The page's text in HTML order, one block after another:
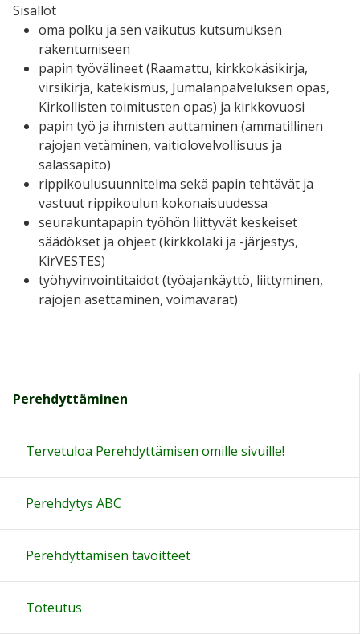
Sisällöt
oma polku ja sen vaikutus kutsumuksen
rakentumiseen
papin työvälineet (Raamattu, kirkkokäsikirja,
virsikirja, katekismus, Jumalanpalveluksen opas,
Kirkollisten toimitusten opas) ja kirkkovuosi
papin työ ja ihmisten auttaminen (ammatillinen
rajojen vetäminen, vaitiolovelvollisuus ja
salassapito)
rippikoulusuunnitelma sekä papin tehtävät ja
vastuut rippikoulun kokonaisuudessa
seurakuntapapin työhön liittyvät keskeiset
säädökset ja ohjeet (kirkkolaki ja -järjestys,
KirVESTES)
työhyvinvointitaidot (työajankäyttö, liittyminen,
rajojen asettaminen, voimavarat)
Perehdyttäminen
Tervetuloa Perehdyttämisen omille sivuille!
Perehdytys ABC
Perehdyttämisen tavoitteet
Toteutus